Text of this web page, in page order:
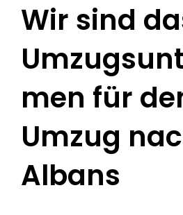
Wir sind
men für
Umzug
Albans